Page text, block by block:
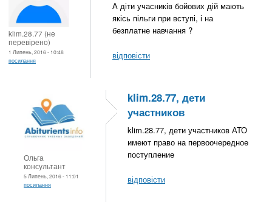
klim.28.77 (не
перевірено)
1 Липень, 2016 - 10:48
посилання
А діти учасників бойових дій мають
якісь пільги при вступі, і на
безплатне навчання ?
відповісти
Ольга
консультант
5 Липень, 2016 - 11:01
посилання
klim.28.77, дети
участников
klim.28.77, дети участников АТО
имеют право на первоочередное
поступление
відповісти